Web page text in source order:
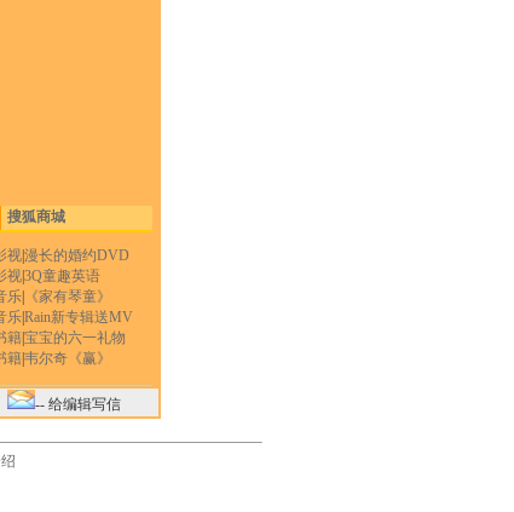
搜狐商城
视漫长的婚约DVD
视3Q童趣英语
乐
《家有琴童》
乐Rain新专辑送MV
籍宝宝的六一礼物
籍韦尔奇《赢》
-- 给编辑写信